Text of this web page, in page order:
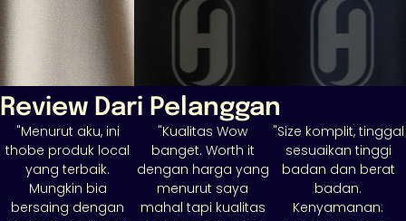
Buy
Review Dari Pelanggan
"Menurut aku, ini
thobe produk local
yang terbaik.
Mungkin bia
bersaing dengan
"Kualitas Wow
banget. Worth it
dengan harga yang
menurut saya
mahal tapi kualitas
"Size komplit, tinggal
sesuaikan tinggi
badan dan berat
badan.
Kenyamanan: